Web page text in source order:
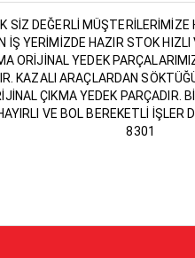
SİZ DEĞERLİ
İŞ YERİMİZDE HAZIR STOK
ORİJİNAL YEDEK
KAZALI ARAÇLARDAN
ÇIKMA YEDEK PARÇADIR.
VE BOL BEREKETLİ
8301